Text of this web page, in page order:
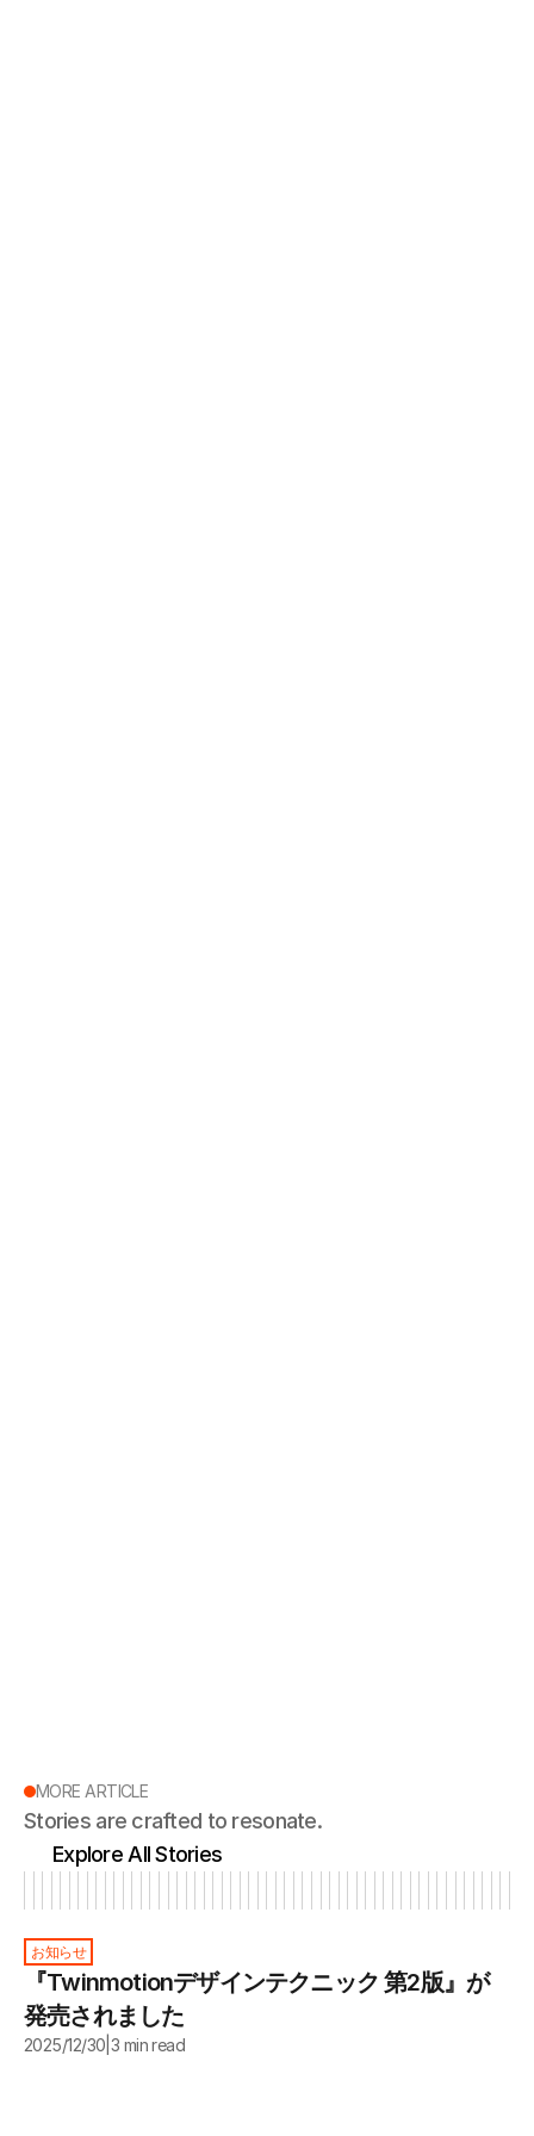
MORE ARTICLE
Stories are crafted to resonate.
Explore All Stories
お知らせ
『Twinmotionデザインテクニック 第2版』が
発売されました
2025/12/30 3 min read